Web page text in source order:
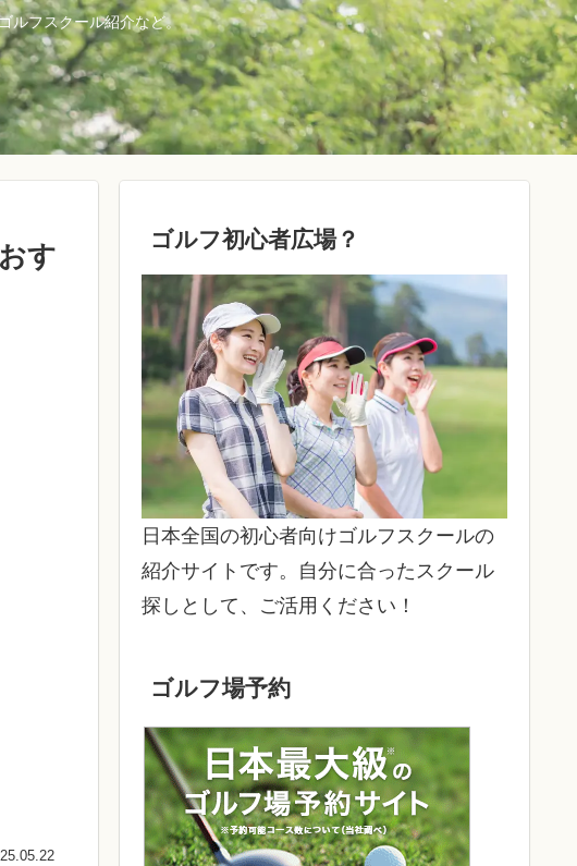
ルフスクール紹介など。
す
ゴルフ初心者広場？
日本全国の初心者向けゴルフスクールの
紹介サイトです。自分に合ったスクール
探しとして、ご活用ください！
ゴルフ場予約